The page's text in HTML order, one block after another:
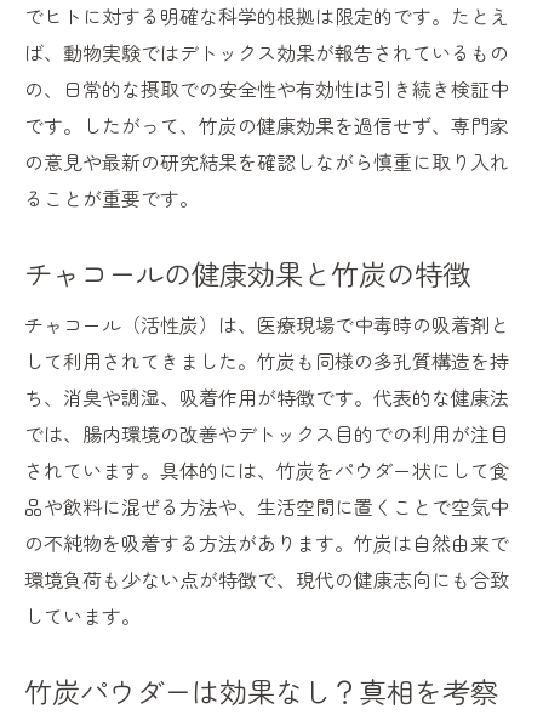
竹炭を摂取する際の安全ポイント
竹炭パウダーの副作用と安全性の考え方
竹炭は体に悪い？リスクと注意点まとめ
健康維持に役立つ竹炭の選び方とは
炭を食べる際の安全な摂取量の目安
竹炭の品質管理と無添加へのこだわり
デトックスに竹炭が選ばれる理由とは
竹炭が体内のデトックスに役立つ理由
竹炭パウダーと腸活の関係性を解説
竹炭によるミネラル補給の可能性
炭食べることで得られる期待効果
竹炭の摂取が便秘改善に貢献する仕組み
竹炭を活かしたデトックス実践例
副作用や安全性からみる竹炭の実力
竹炭が体に悪いとされる根拠を検証
でヒトに対する明確な科学的根拠は限定的です。たとえ
ば、動物実験ではデトックス効果が報告されているもの
の、日常的な摂取での安全性や有効性は引き続き検証中
です。したがって、竹炭の健康効果を過信せず、専門家
の意見や最新の研究結果を確認しながら慎重に取り入れ
ることが重要です。
チャコールの健康効果と竹炭の特徴
チャコール（活性炭）は、医療現場で中毒時の吸着剤と
して利用されてきました。竹炭も同様の多孔質構造を持
ち、消臭や調湿、吸着作用が特徴です。代表的な健康法
では、腸内環境の改善やデトックス目的での利用が注目
されています。具体的には、竹炭をパウダー状にして食
品や飲料に混ぜる方法や、生活空間に置くことで空気中
の不純物を吸着する方法があります。竹炭は自然由来で
環境負荷も少ない点が特徴で、現代の健康志向にも合致
しています。
竹炭パウダーは効果なし？真相を考察